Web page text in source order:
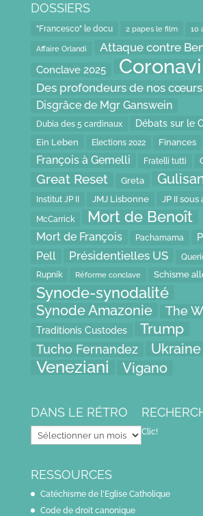
DOSSIERS
"Francesco" le docu 2 papes le film 10
Affaire Orlandi Attaque contre
Conclave 2025
Des profondeurs de nos cœurs
Disgrâce de Mgr Ganswein
Dubia des 5 cardinaux
Débats sur le
Ein Leben
Elections 2022 Finances
François à Gemelli Fratelli tutti
Great Reset Greta
Institut JP II JMJ Lisbonne JP II
McCarrick Mort de Benoît
Mort de François Pachamama
Pell Présidentielles US
Rupnik Réforme conclave Schisme
Synode-synodalité
Synode Amazonie The
Traditionis Custodes Trump
Tucho Fernandez Ukraine
Veneziani Vigano
DANS LE RÉTRO
Dans
le
Clic!
RESSOURCES
Catéchisme de l'Eglise Catholique
Code de droit canonique